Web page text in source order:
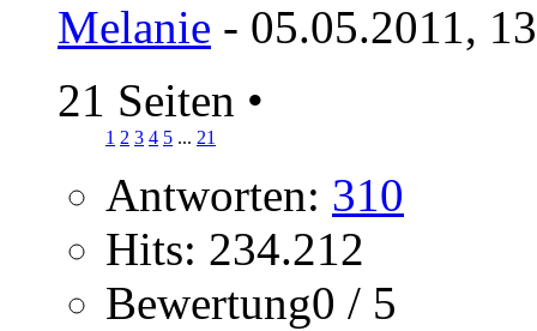
Melanie - 05.05.2011,
21 Seiten •
1 2 3 4 5 ... 21
Antworten: 310
Hits: 234.212
Bewertung0 / 5